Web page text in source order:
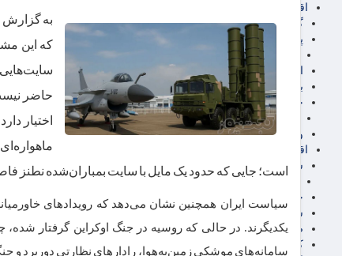
اقتصاد اجتماعی
گردشگری
پزشکی، سلامت و زیبایی
ایران مدلب
بازنشستگان
حقوق و قضایی
دفتر وکیل
ورزشی
اقتصاد شهری و روستایی
شهر و مسکن و عمران
حمل و نقل
شهرک های صنعتی
صنایع غذایی
کشاورزی و دامداری
به گزارش
که این
سایت‌هایی
اختیار
است؛ جایی که حدود یک مایل با سایت بمباران‌شده نطنز
سیاست ایران همچنین نشان می‌دهد که رویداد‌های
یکدیگرند. در حالی که روسیه در جنگ اوکراین گرفتار
سامانه‌های موشکی زمین‌به‌هوا، رادار‌های نظارتی دوربرد و